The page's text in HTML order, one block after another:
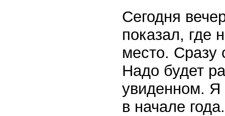
Сегодня
показал, где
место. Сразу
Надо будет
увиденном. Я
в начале года.